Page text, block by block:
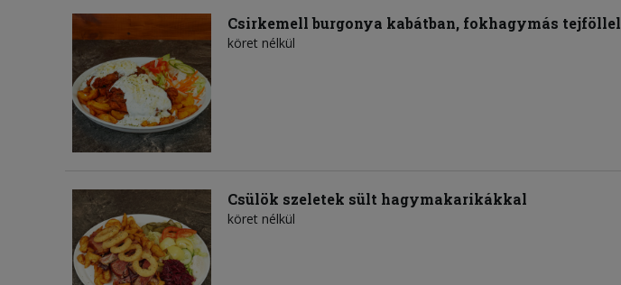
Csirkemell burgonya kabátban, fokhagymás tejföllel
köret nélkül
Csülök szeletek sült hagymakarikákkal
köret nélkül